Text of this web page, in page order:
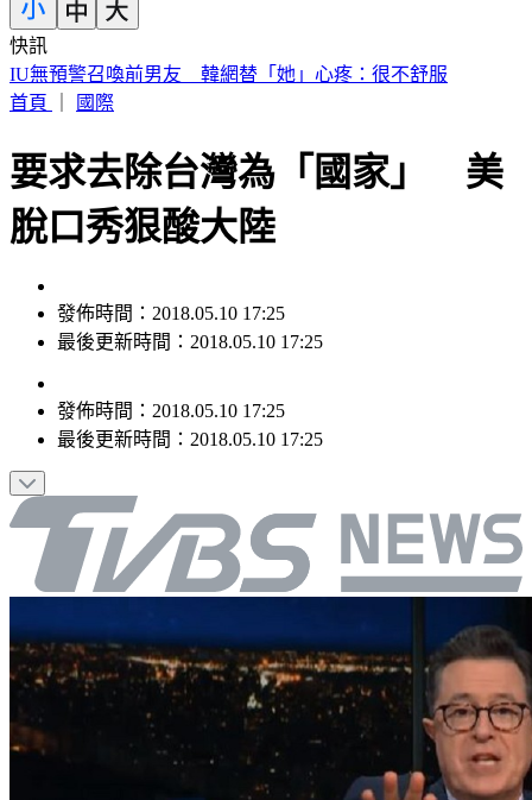
快訊
快訊／財神爺不在家 威力彩頭獎、二獎雙槓龜
首頁
國際
要求去除台灣為「國家」 美
脫口秀狠酸大陸
發佈時間：2018.05.10 17:25
最後更新時間：2018.05.10 17:25
發佈時間： 2018.05.10 17:25
最後更新時間： 2018.05.10 17:25